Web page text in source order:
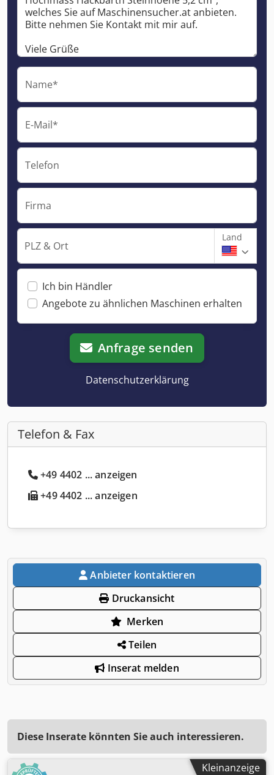
Name*
E-Mail*
Telefon
Firma
PLZ & Ort
Land
Ich bin Händler
Angebote zu ähnlichen Maschinen erhalten
Anfrage senden
Datenschutzerklärung
Telefon & Fax
+49 4402 ... anzeigen
+49 4402 ... anzeigen
Anbieter kontaktieren
Druckansicht
Merken
Teilen
Inserat melden
Diese Inserate könnten Sie auch interessieren.
Kleinanzeige